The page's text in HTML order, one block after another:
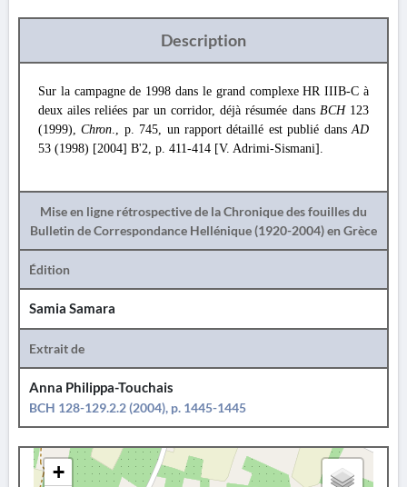
Description
Sur la campagne de 1998 dans le grand complexe HR IIIB-C à
deux ailes reliées par un corridor, déjà résumée dans BCH 123
(1999),Chron., p. 745, un rapport détaillé est publié dansAD
53 (1998) [2004] B'2, p. 411-414 [V. Adrimi-Sismani].
Mise en ligne rétrospective de la Chronique des fouilles du
Bulletin de Correspondance Hellénique (1920-2004) en Grèce
Édition
Samia Samara
Extrait de
Anna Philippa-Touchais
BCH 128-129.2.2 (2004), p. 1445-1445
+